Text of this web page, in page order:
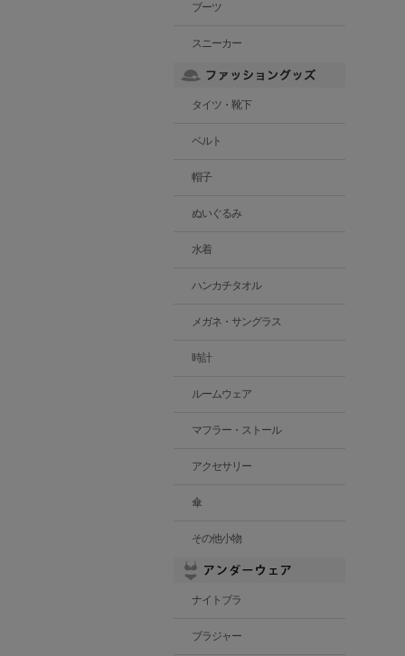
ブーツ
スニーカー
タイツ・靴下
ベルト
帽子
ぬいぐるみ
水着
ハンカチタオル
メガネ・サングラス
時計
ルームウェア
マフラー・ストール
アクセサリー
傘
その他小物
ナイトブラ
ブラジャー